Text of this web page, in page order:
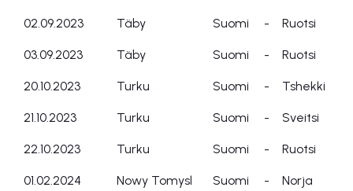
02.09.2023 Täby Suomi - Ruotsi
03.09.2023 Täby Suomi - Ruotsi
20.10.2023 Turku Suomi - Tshekki
21.10.2023 Turku Suomi - Sveitsi
22.10.2023 Turku Suomi - Ruotsi
01.02.2024 Nowy Tomysl Suomi - Norja